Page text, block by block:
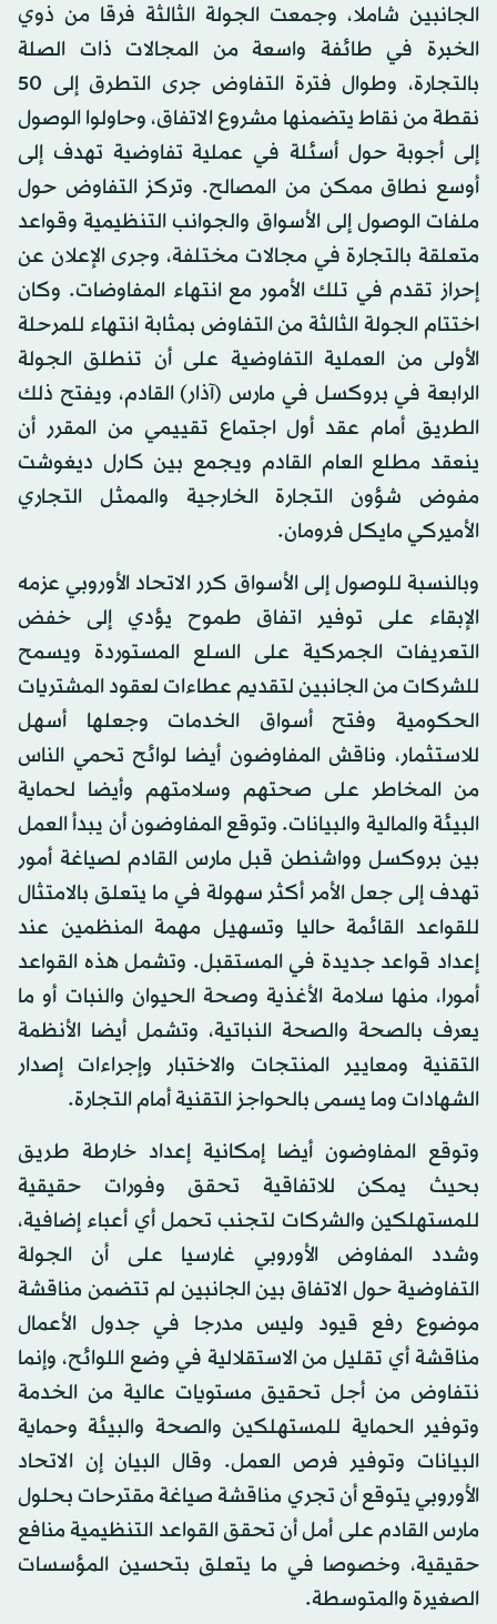
الجانبين شاملا، وجمعت الجولة الثالثة فرقا من ذوي
الخبرة في طائفة واسعة من المجالات ذات الصلة
بالتجارة، وطوال فترة التفاوض جرى التطرق إلى 50
نقطة من نقاط يتضمنها مشروع الاتفاق، وحاولوا الوصول
إلى أجوبة حول أسئلة في عملية تفاوضية تهدف إلى
أوسع نطاق ممكن من المصالح. وتركز التفاوض حول
ملفات الوصول إلى الأسواق والجوانب التنظيمية وقواعد
متعلقة بالتجارة في مجالات مختلفة، وجرى الإعلان عن
إحراز تقدم في تلك الأمور مع انتهاء المفاوضات. وكان
اختتام الجولة الثالثة من التفاوض بمثابة انتهاء للمرحلة
الأولى من العملية التفاوضية على أن تنطلق الجولة
الرابعة في بروكسل في مارس (آذار) القادم، ويفتح ذلك
الطريق أمام عقد أول اجتماع تقييمي من المقرر أن
ينعقد مطلع العام القادم ويجمع بين كارل ديغوشت
مفوض شؤون التجارة الخارجية والممثل التجاري
الأميركي مايكل فرومان.
وبالنسبة للوصول إلى الأسواق كرر الاتحاد الأوروبي عزمه
الإبقاء على توفير اتفاق طموح يؤدي إلى خفض
التعريفات الجمركية على السلع المستوردة ويسمح
للشركات من الجانبين لتقديم عطاءات لعقود المشتريات
الحكومية وفتح أسواق الخدمات وجعلها أسهل
للاستثمار، وناقش المفاوضون أيضا لوائح تحمي الناس
من المخاطر على صحتهم وسلامتهم وأيضا لحماية
البيئة والمالية والبيانات. وتوقع المفاوضون أن يبدأ العمل
بين بروكسل وواشنطن قبل مارس القادم لصياغة أمور
تهدف إلى جعل الأمر أكثر سهولة في ما يتعلق بالامتثال
للقواعد القائمة حاليا وتسهيل مهمة المنظمين عند
إعداد قواعد جديدة في المستقبل. وتشمل هذه القواعد
أمورا، منها سلامة الأغذية وصحة الحيوان والنبات أو ما
يعرف بالصحة والصحة النباتية، وتشمل أيضا الأنظمة
التقنية ومعايير المنتجات والاختبار وإجراءات إصدار
الشهادات وما يسمى بالحواجز التقنية أمام التجارة.
وتوقع المفاوضون أيضا إمكانية إعداد خارطة طريق
بحيث يمكن للاتفاقية تحقق وفورات حقيقية
للمستهلكين والشركات لتجنب تحمل أي أعباء إضافية،
وشدد المفاوض الأوروبي غارسيا على أن الجولة
التفاوضية حول الاتفاق بين الجانبين لم تتضمن مناقشة
موضوع رفع قيود وليس مدرجا في جدول الأعمال
مناقشة أي تقليل من الاستقلالية في وضع اللوائح، وإنما
نتفاوض من أجل تحقيق مستويات عالية من الخدمة
وتوفير الحماية للمستهلكين والصحة والبيئة وحماية
البيانات وتوفير فرص العمل. وقال البيان إن الاتحاد
الأوروبي يتوقع أن تجري مناقشة صياغة مقترحات بحلول
مارس القادم على أمل أن تحقق القواعد التنظيمية منافع
حقيقية، وخصوصا في ما يتعلق بتحسين المؤسسات
الصغيرة والمتوسطة.